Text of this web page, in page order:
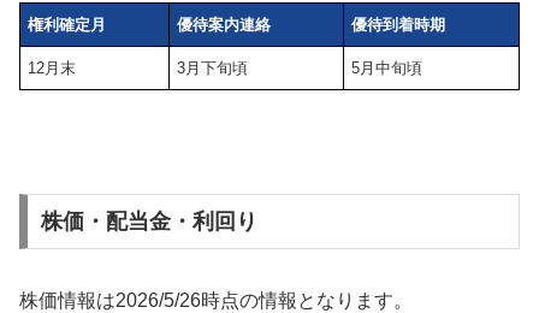
権利確定月 優待案内連絡 優待到着時期
12月末 3月下旬頃 5月中旬頃
株価・配当金・利回り
株価情報は2026/5/26時点の情報となります。